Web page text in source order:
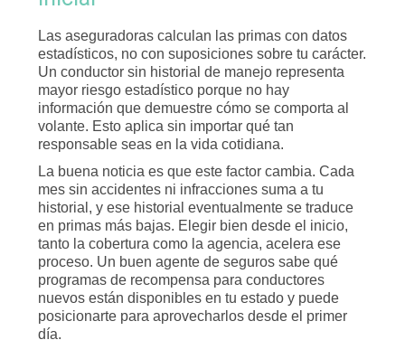
Las aseguradoras calculan las primas con datos
estadísticos, no con suposiciones sobre tu carácter.
Un conductor sin historial de manejo representa
mayor riesgo estadístico porque no hay
información que demuestre cómo se comporta al
volante. Esto aplica sin importar qué tan
responsable seas en la vida cotidiana.
La buena noticia es que este factor cambia. Cada
mes sin accidentes ni infracciones suma a tu
historial, y ese historial eventualmente se traduce
en primas más bajas. Elegir bien desde el inicio,
tanto la cobertura como la agencia, acelera ese
proceso. Un buen agente de seguros sabe qué
programas de recompensa para conductores
nuevos están disponibles en tu estado y puede
posicionarte para aprovecharlos desde el primer
día.